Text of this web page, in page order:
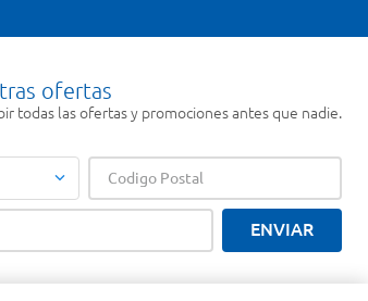
ofertas
todas las ofertas y promociones antes que nadie.
ENVIAR